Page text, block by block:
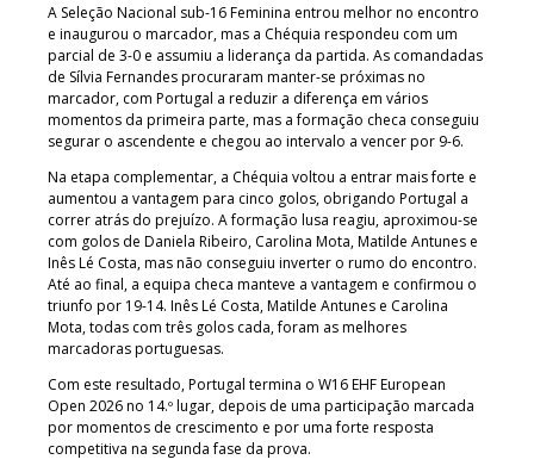
A Seleção Nacional sub-16 Feminina entrou melhor no encontro
e inaugurou o marcador, mas a Chéquia respondeu com um
parcial de 3-0 e assumiu a liderança da partida. As comandadas
de Sílvia Fernandes procuraram manter-se próximas no
marcador, com Portugal a reduzir a diferença em vários
momentos da primeira parte, mas a formação checa conseguiu
segurar o ascendente e chegou ao intervalo a vencer por 9-6.
Na etapa complementar, a Chéquia voltou a entrar mais forte e
aumentou a vantagem para cinco golos, obrigando Portugal a
correr atrás do prejuízo. A formação lusa reagiu, aproximou-se
com golos de Daniela Ribeiro, Carolina Mota, Matilde Antunes e
Inês Lé Costa, mas não conseguiu inverter o rumo do encontro.
Até ao final, a equipa checa manteve a vantagem e confirmou o
triunfo por 19-14. Inês Lé Costa, Matilde Antunes e Carolina
Mota, todas com três golos cada, foram as melhores
marcadoras portuguesas.
Com este resultado, Portugal termina o W16 EHF European
Open 2026 no 14.º lugar, depois de uma participação marcada
por momentos de crescimento e por uma forte resposta
competitiva na segunda fase da prova.